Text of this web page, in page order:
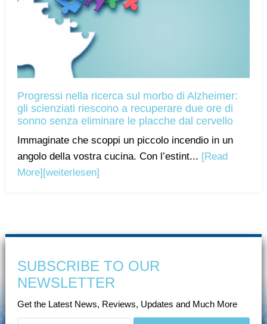
Progressi nella ricerca sul morbo di Alzheimer:
gli scienziati riescono a recuperare due ore di
sonno senza eliminare le placche dal cervello
Immaginate che scoppi un piccolo incendio in un
angolo della vostra cucina. Con l’estint... [Read
More] [weiterlesen]
SUBSCRIBE TO OUR
NEWSLETTER
Get the Latest News, Reviews, Updates and Much More